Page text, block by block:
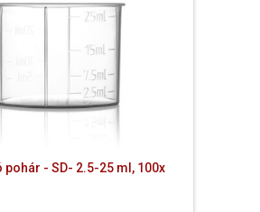
- SD- 2.5-25 ml, 100x